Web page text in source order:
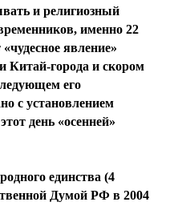
и религиозный
именно 22
явление»
Китай-города и скором
его
с установлением
день «осенней»
единства (4
Думой РФ в 2004